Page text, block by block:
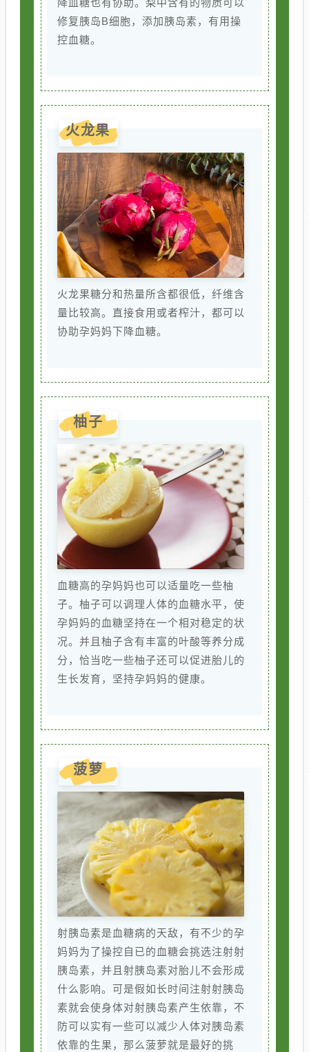
降血糖也有协助。梨中含有的物质可以
修复胰岛B细胞，添加胰岛素，有用操
控血糖。
火龙果
火龙果糖分和热量所含都很低，纤维含
量比较高。直接食用或者榨汁，都可以
协助孕妈妈下降血糖。
柚子
血糖高的孕妈妈也可以适量吃一些柚
子。柚子可以调理人体的血糖水平，使
孕妈妈的血糖坚持在一个相对稳定的状
况。并且柚子含有丰富的叶酸等养分成
分，恰当吃一些柚子还可以促进胎儿的
生长发育，坚持孕妈妈的健康。
菠萝
射胰岛素是血糖病的天敌，有不少的孕
妈妈为了操控自已的血糖会挑选注射射
胰岛素，并且射胰岛素对胎儿不会形成
什么影响。可是假如长时间注射射胰岛
素就会使身体对射胰岛素产生依靠，不
防可以实有一些可以减少人体对胰岛素
依靠的生果，那么菠萝就是最好的挑